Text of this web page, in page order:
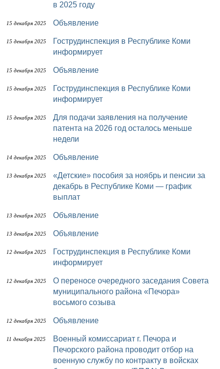
в 2025 году
15 декабря 2025 Объявление
15 декабря 2025
Гострудинспекция в Республике Коми
информирует
15 декабря 2025 Объявление
15 декабря 2025
Гострудинспекция в Республике Коми
информирует
15 декабря 2025
Для подачи заявления на получение
патента на 2026 год осталось меньше
недели
14 декабря 2025 Объявление
13 декабря 2025
«Детские» пособия за ноябрь и пенсии за
декабрь в Республике Коми — график
выплат
13 декабря 2025 Объявление
13 декабря 2025 Объявление
12 декабря 2025
Гострудинспекция в Республике Коми
информирует
12 декабря 2025
О переносе очередного заседания Совета
муниципального района «Печора»
восьмого созыва
12 декабря 2025 Объявление
11 декабря 2025
Военный комиссариат г. Печора и
Печорского района проводит отбор на
военную службу по контракту в войсках